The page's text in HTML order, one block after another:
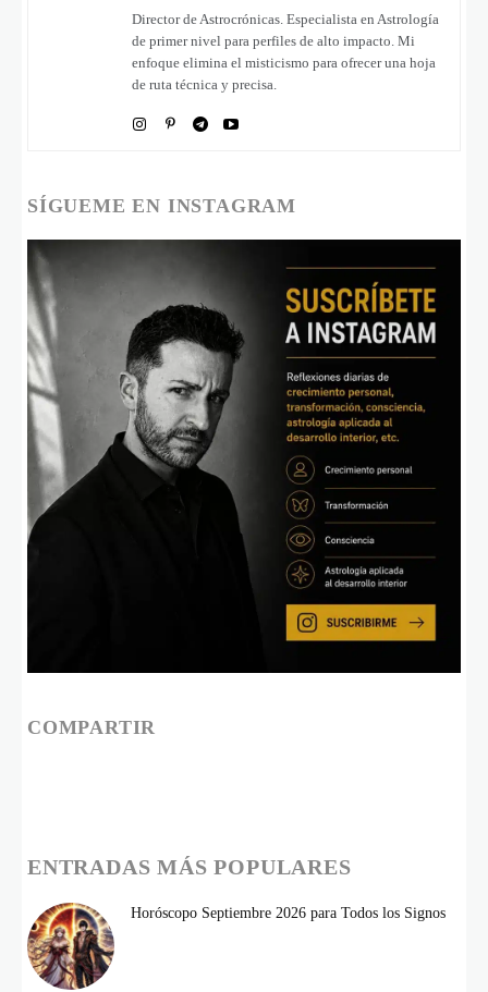
Director de Astrocrónicas. Especialista en Astrología
de primer nivel para perfiles de alto impacto. Mi
enfoque elimina el misticismo para ofrecer una hoja
de ruta técnica y precisa.
SÍGUEME EN INSTAGRAM
COMPARTIR
ENTRADAS MÁS POPULARES
Horóscopo Septiembre 2026 para Todos los Signos